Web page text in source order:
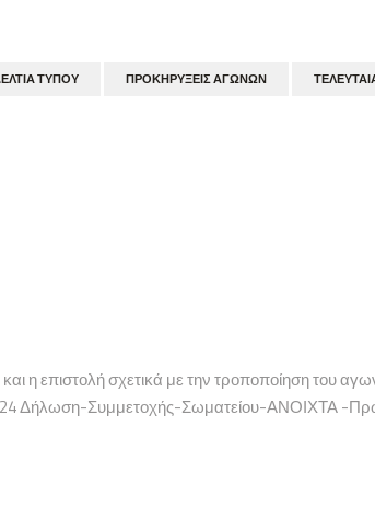
ΤΎΠΟΥ ΠΡΟΚΗΡΎΞΕΙΣ ΑΓΏΝΩΝ
επιστολή σχετικά με την τροποποίηση του
Συμμετοχής-Σωματείου-ΑΝΟΙΧΤΑ -